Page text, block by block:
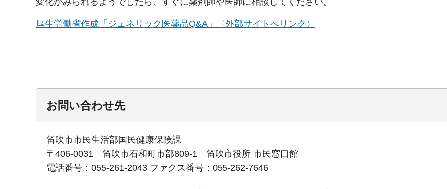
厚生労働省作成「ジェネリック医薬品Q&A」（外部サイトへリンク）
お問い合わせ先
笛吹市市民生活部国民健康保険課
〒406-0031 笛吹市石和町市部809-1 笛吹市役所 市民窓口館
電話番号：055-261-2043 ファクス番号：055-262-7646